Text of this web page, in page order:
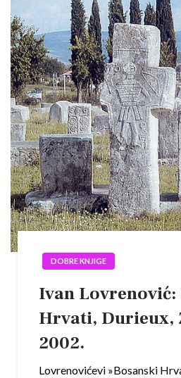
DOBRE KNJIGE
Ivan Lovrenović:
Hrvati, Durieux,
2002.
Lovrenovićevi »Bosanski